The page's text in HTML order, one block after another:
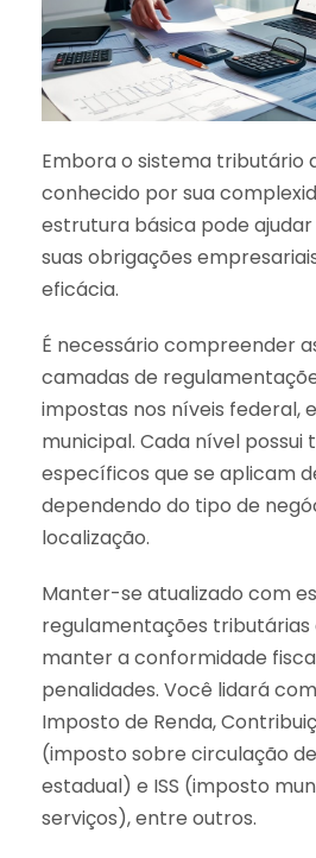
Embora o sistema tributário
conhecido por sua
estrutura básica pode
suas obrigações
eficácia.
É necessário compreender
camadas de
impostas nos níveis federal,
municipal. Cada nível possui
específicos que se aplicam
dependendo do tipo de
localização.
Manter-se atualizado com
regulamentações
manter a conformidade
penalidades. Você lidará
Imposto de Renda,
(imposto sobre circulação
estadual) e ISS (imposto
serviços), entre outros.